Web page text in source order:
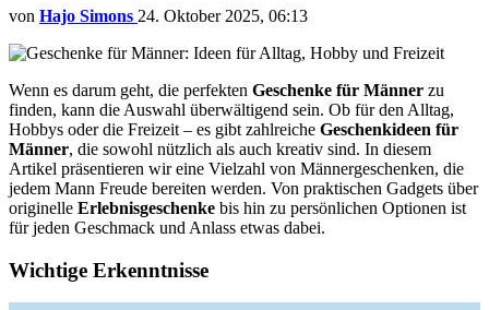
von Hajo Simons 24. Oktober 2025, 06:13
Wenn es darum geht, die perfekten Geschenke für Männer zu
finden, kann die Auswahl überwältigend sein. Ob für den Alltag,
Hobbys oder die Freizeit – es gibt zahlreiche Geschenkideen für
Männer, die sowohl nützlich als auch kreativ sind. In diesem
Artikel präsentieren wir eine Vielzahl von Männergeschenken, die
jedem Mann Freude bereiten werden. Von praktischen Gadgets über
originelle Erlebnisgeschenke bis hin zu persönlichen Optionen ist
für jeden Geschmack und Anlass etwas dabei.
Wichtige Erkenntnisse